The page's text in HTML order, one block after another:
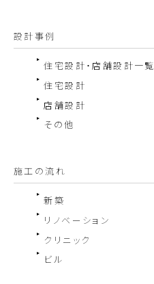
設計事例
住宅設計・店舗設計一覧
住宅設計
店舗設計
その他
施工の流れ
新築
リノベーション
クリニック
ビル